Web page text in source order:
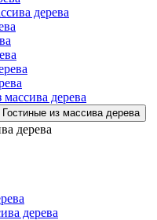
дерева
дерева
Гостиные из массива дерева
дерева